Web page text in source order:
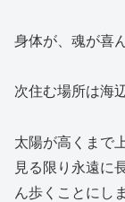
身体が、魂が喜
次住む場所は海
太陽が高くまで
見る限り永遠に
ん歩くことにし